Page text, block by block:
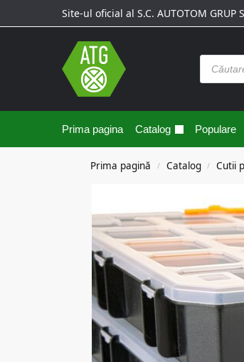
Site-ul oficial al S.C. AUTOTOM GRUP
Prima pagina Catalog Populare
Prima pagină / Catalog / Cutii